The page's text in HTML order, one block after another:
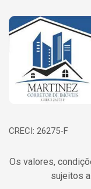
Página inicial
CRECI: 26275-F
Os valores,
sujeitos